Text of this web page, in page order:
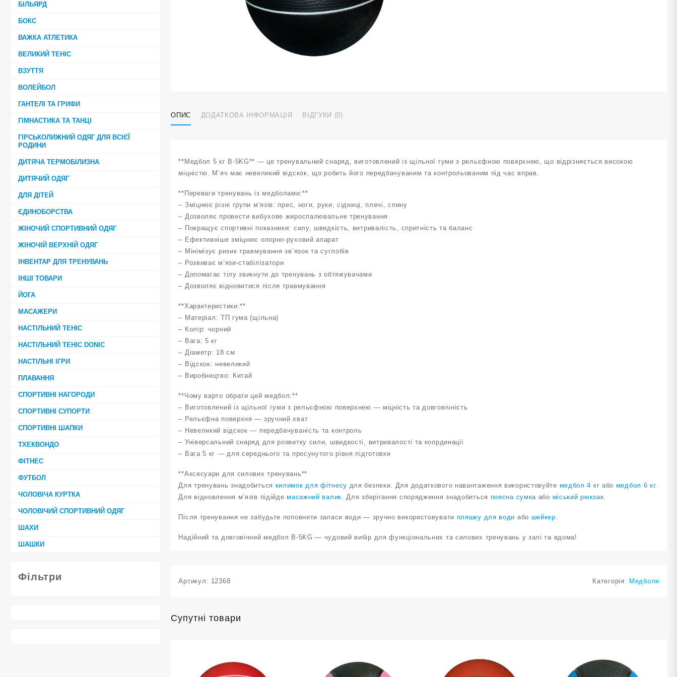
БІЛЬЯРД
БОКС
ВАЖКА АТЛЕТИКА
ВЕЛИКИЙ ТЕНІС
ВЗУТТЯ
ВОЛЕЙБОЛ
ГАНТЕЛІ ТА ГРИФИ
ГІМНАСТИКА ТА ТАНЦІ
ГІРСЬКОЛИЖНИЙ ОДЯГ ДЛЯ ВСІЄЇ
РОДИНИ
ДИТЯЧА ТЕРМОБІЛИЗНА
ДИТЯЧИЙ ОДЯГ
ДЛЯ ДІТЕЙ
ЄДИНОБОРСТВА
ЖІНОЧИЙ СПОРТИВНИЙ ОДЯГ
ЖІНОЧІЙ ВЕРХНІЙ ОДЯГ
ІНВЕНТАР ДЛЯ ТРЕНУВАНЬ
ІНШІ ТОВАРИ
ЙОГА
МАСАЖЕРИ
НАСТІЛЬНИЙ ТЕНІС
НАСТІЛЬНИЙ ТЕНІС DONIC
НАСТІЛЬНІ ІГРИ
ПЛАВАННЯ
СПОРТИВНІ НАГОРОДИ
СПОРТИВНІ СУПОРТИ
СПОРТИВНІ ШАПКИ
ТХЕКВОНДО
ФІТНЕС
ФУТБОЛ
ЧОЛОВІЧА КУРТКА
ЧОЛОВІЧИЙ СПОРТИВНИЙ ОДЯГ
ШАХИ
ШАШКИ
Фільтри
ОПИС ДОДАТКОВА ІНФОРМАЦІЯ ВІДГУКИ (0)
**Медбол 5 кг B-5KG** — це тренувальний снаряд, виготовлений із щільної гуми з рельєфною поверхнею, що відрізняється високою
міцністю. М’яч має невеликий відскок, що робить його передбачуваним та контрольованим під час вправ.
**Переваги тренувань із медболами:**
– Зміцнює різні групи м’язів: прес, ноги, руки, сідниці, плечі, спину
– Дозволяє провести вибухове жироспалювальне тренування
– Покращує спортивні показники: силу, швидкість, витривалість, спритність та баланс
– Ефективніше зміцнює опорно-руховий апарат
– Мінімізує ризик травмування зв’язок та суглобів
– Розвиває м’язи-стабілізатори
– Допомагає тілу звикнути до тренувань з обтяжувачами
– Дозволяє відновитися після травмування
**Характеристики:**
– Матеріал: ТП гума (щільна)
– Колір: чорний
– Вага: 5 кг
– Діаметр: 18 см
– Відскок: невеликий
– Виробництво: Китай
**Чому варто обрати цей медбол:**
– Виготовлений із щільної гуми з рельєфною поверхнею — міцність та довговічність
– Рельєфна поверхня — зручний хват
– Невеликий відскок — передбачуваність та контроль
– Універсальний снаряд для розвитку сили, швидкості, витривалості та координації
– Вага 5 кг — для середнього та просунутого рівня підготовки
**Аксесуари для силових тренувань**
Для тренувань знадобиться килимок для фітнесу для безпеки. Для додаткового навантаження використовуйте медбол 4 кг або медбол 6 кг.
Для відновлення м’язів підійдемасажний валик. Для зберігання спорядження знадобиться поясна сумка або міський рюкзак.
Після тренування не забудьте поповнити запаси води — зручно використовувати пляшку для води або шейкер.
Надійний та довговічний медбол B-5KG — чудовий вибір для функціональних та силових тренувань у залі та вдома!
Артикул: 12368 Категорія: Медболи
Супутні товари